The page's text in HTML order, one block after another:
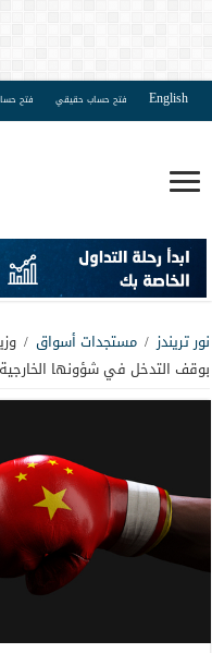
English فتح حساب حقيقي فتح
نور تريندز / مستجدات أسواق /
بوقف التدخل في شؤونها الخارجية